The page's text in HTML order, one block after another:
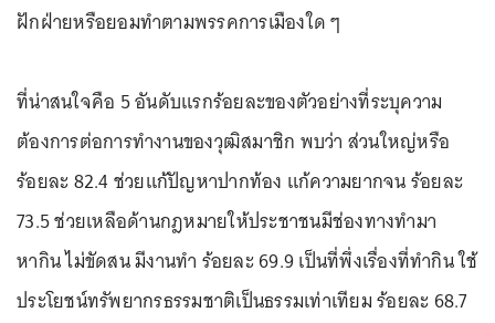
ฝักฝ่ายหรือยอมทำตามพรรคการเมืองใด ๆ
ที่น่าสนใจคือ 5 อันดับแรกร้อยละของตัวอย่างที่ระบุความ
ต้องการต่อการทำงานของวุฒิสมาชิก พบว่า ส่วนใหญ่หรือ
ร้อยละ 82.4 ช่วยแก้ปัญหาปากท้อง แก้ความยากจน ร้อยละ
73.5 ช่วยเหลือด้านกฎหมายให้ประชาชนมีช่องทางทำมา
หากิน ไม่ขัดสน มีงานทำ ร้อยละ 69.9 เป็นที่พึ่งเรื่องที่ทำกิน ใช้
ประโยชน์ทรัพยากรธรรมชาติเป็นธรรมเท่าเทียม ร้อยละ 68.7